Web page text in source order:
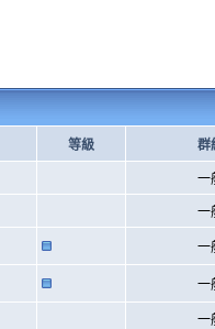
等級 群
一
一
一
一
一